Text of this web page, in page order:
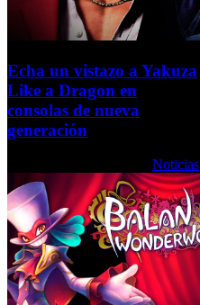
Echa un vistazo a Yakuza
Like a Dragon en
consolas de nueva
generación
Noticias